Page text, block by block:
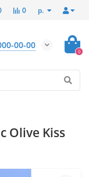
р.
0
00-00
0
Olive Kiss